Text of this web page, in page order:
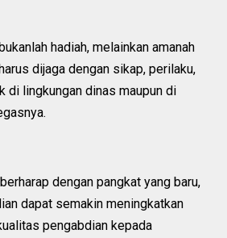
hadiah, melainkan amanah
dijaga dengan sikap, perilaku,
di lingkungan dinas maupun di
dengan pangkat yang baru,
dapat semakin meningkatkan
pengabdian kepada